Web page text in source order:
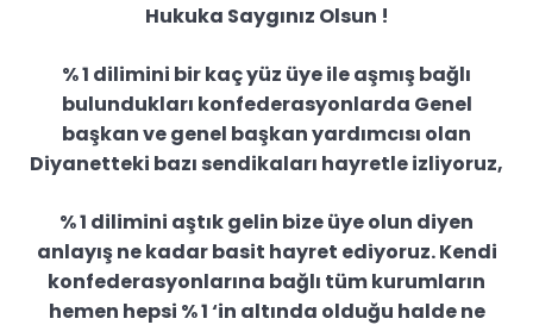
Hukuka Saygınız Olsun !
% 1 dilimini bir kaç yüz üye ile aşmış bağlı
bulundukları konfederasyonlarda Genel
başkan ve genel başkan yardımcısı olan
Diyanetteki bazı sendikaları hayretle izliyoruz,
% 1 dilimini aştık gelin bize üye olun diyen
anlayış ne kadar basit hayret ediyoruz. Kendi
konfederasyonlarına bağlı tüm kurumların
hemen hepsi % 1 ‘in altında olduğu halde ne